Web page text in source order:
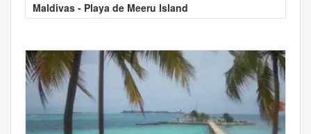
Maldivas - Playa de Meeru Island